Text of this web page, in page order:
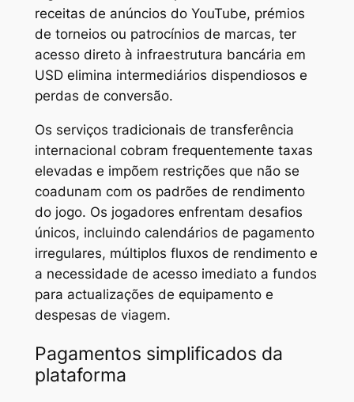
receitas de anúncios do YouTube, prémios
de torneios ou patrocínios de marcas, ter
acesso direto à infraestrutura bancária em
USD elimina intermediários dispendiosos e
perdas de conversão.
Os serviços tradicionais de transferência
internacional cobram frequentemente taxas
elevadas e impõem restrições que não se
coadunam com os padrões de rendimento
do jogo. Os jogadores enfrentam desafios
únicos, incluindo calendários de pagamento
irregulares, múltiplos fluxos de rendimento e
a necessidade de acesso imediato a fundos
para actualizações de equipamento e
despesas de viagem.
Pagamentos simplificados da
plataforma